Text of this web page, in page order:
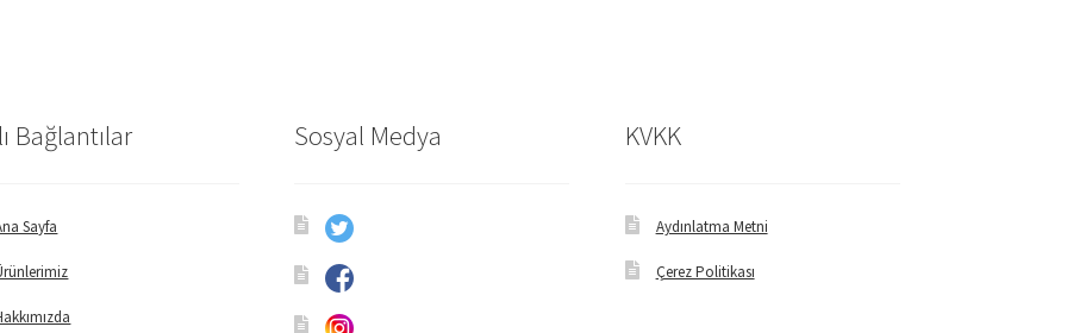
Bağlantılar
Sayfa
Sosyal Medya KVKK
Aydınlatma Metni
Çerez Politikası